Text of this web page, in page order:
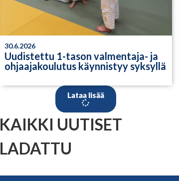
30.6.2026
Uudistettu 1-tason valmentaja- ja
ohjaajakoulutus käynnistyy syksyllä
Lataa lisää
KAIKKI UUTISET
LADATTU